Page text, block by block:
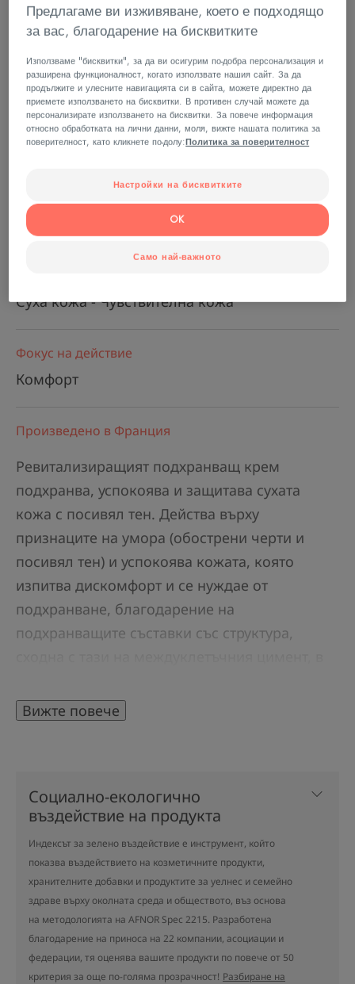
Сухата кожа е еластична и с усещане за
комфорт
Защитава, подхранва, успокоява.
Буркан
Възрастни
Суха кожа - Чувствителна кожа
Фокус на действие
Комфорт
Произведено в Франция
Ревитализиращият подхранващ крем
подхранва, успокоява и защитава сухата
кожа с посивял тен. Действа върху
признаците на умора (обострени черти и
посивял тен) и успокоява кожата, която
изпитва дискомфорт и се нуждае от
подхранване, благодарение на
подхранващите съставки със структура,
се текстура оставя нежен, немазен филм
плодове, „бустер“ на кожните клетки и
стабилна форма на антиоксиданта витамин Е
за ефективна борба с признаците на умора,
както и успокояваща и омекотяваща
Термална вода Avène. Сухата кожа възвръща
своята еластичност и комфорт, а тенът е
сияен.
Вижте повече
Социално-екологично
въздействие на продукта
Индексът за зелено въздействие е инструмент, който
показва въздействието на козметичните продукти,
хранителните добавки и продуктите за уелнес и семейно
здраве върху околната среда и обществото, въз основа
на методологията на AFNOR Spec 2215. Разработена
благодарение на приноса на 22 компании, асоциации и
федерации, тя оценява вашите продукти по повече от 50
критерия за още по-голяма прозрачност! Разбиране на
Предлагаме ви изживяване, което е подходящо
за вас, благодарение на бисквитките
Използваме "бисквитки", за да ви осигурим по-добра персонализация и
разширена функционалност, когато използвате нашия сайт. За да
продължите и улесните навигацията си в сайта, можете директно да
приемете използването на бисквитки. В противен случай можете да
персонализирате използването на бисквитки. За повече информация
относно обработката на лични данни, моля, вижте нашата политика за
поверителност, като кликнете по-долу:Политика за поверителност
Настройки на бисквитките
Само най-важното
OK